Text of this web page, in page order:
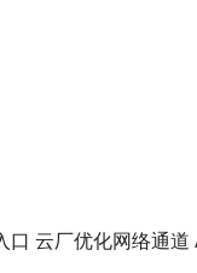
云厂优化网络通道